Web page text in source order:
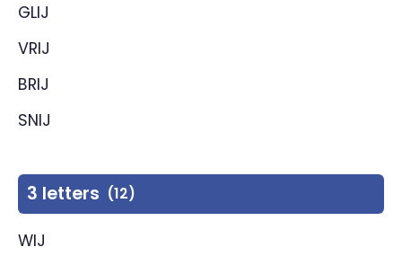
GLIJ
VRIJ
BRIJ
SNIJ
3 letters (12)
WIJ